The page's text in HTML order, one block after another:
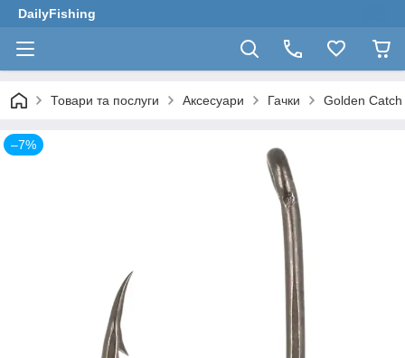
DailyFishing
Товари та послуги Аксесуари Гачки Golden Catch
–7%